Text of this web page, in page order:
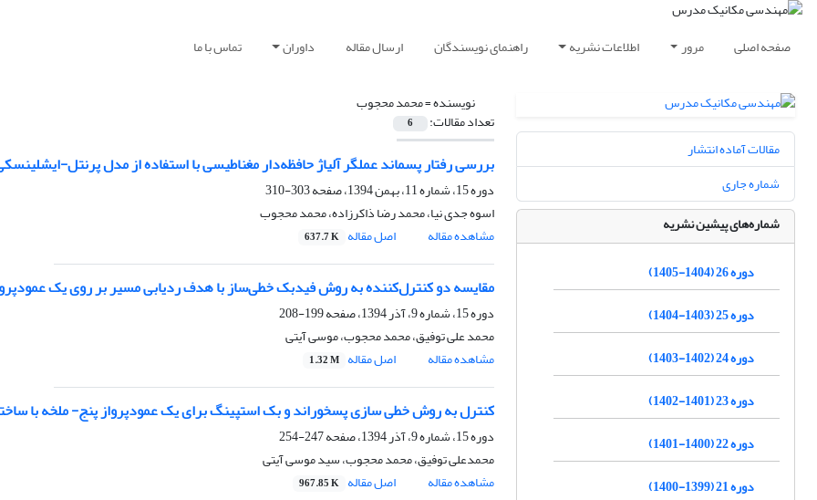
صفحه اصلی مرور اطلاعات نشریه راهنمای نویسندگان ارسال مقاله داوران تماس با ما
نویسنده =محمد محجوب
تعداد مقالات: 6
بررسی رفتار پسماند عملگر آلیاژ حافظه‌دار مغناطیسی با استفاده از مدل پرنتل-
دوره 15، شماره 11، بهمن 1394، صفحه
303-310
اسوه جدی نیا، محمد رضا ذاکرزاده، محمد محجوب
مشاهده مقاله
اصل مقاله 637.7 K
مقایسه دو کنترل‌کننده به روش فیدبک خطی‌ساز با هدف ردیابی مسیر بر روی یک
دوره 15، شماره 9، آذر 1394، صفحه
199-208
محمد علی توفیق، محمد محجوب، موسی آیتی
مشاهده مقاله
اصل مقاله 1.32 M
کنترل به روش خطی سازی پسخوراند و بک استپینگ برای یک عمودپرواز پنج- ملخه با
دوره 15، شماره 9، آذر 1394، صفحه
247-254
محمدعلی توفیق، محمد محجوب، سید موسی آیتی
مشاهده مقاله
اصل مقاله 967.85 K
مقالات آماده انتشار
شماره جاری
شماره‌های پیشین نشریه
دوره 26 (1404-1405)
دوره 25 (1403-1404)
دوره 24 (1402-1403)
دوره 23 (1401-1402)
دوره 22 (1400-1401)
دوره 21 (1399-1400)